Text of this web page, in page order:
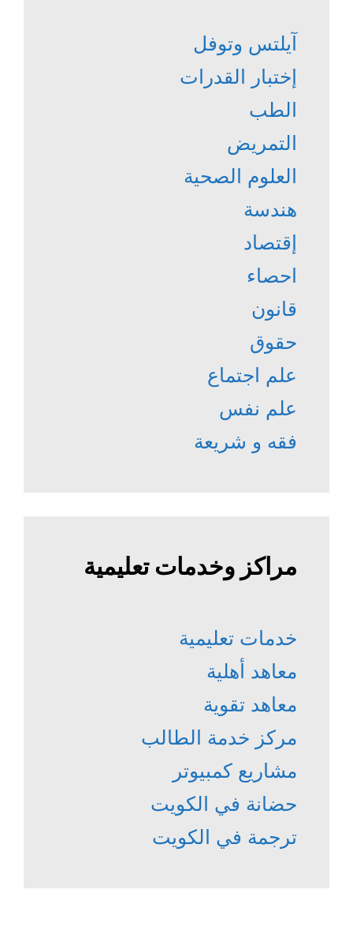
آيلتس وتوفل
إختبار القدرات
الطب
التمريض
العلوم الصحية
هندسة
إقتصاد
احصاء
قانون
حقوق
علم اجتماع
علم نفس
فقه و شريعة
مراكز وخدمات تعليمية
خدمات تعليمية
معاهد أهلية
معاهد تقوية
مركز خدمة الطالب
مشاريع كمبيوتر
حضانة في الكويت
ترجمة في الكويت